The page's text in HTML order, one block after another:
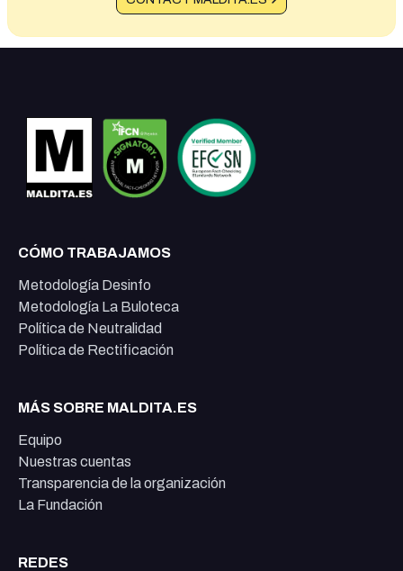
CÓMO TRABAJAMOS
Metodología Desinfo
Metodología La Buloteca
Política de Neutralidad
Política de Rectificación
MÁS SOBRE MALDITA.ES
Equipo
Nuestras cuentas
Transparencia de la organización
La Fundación
REDES